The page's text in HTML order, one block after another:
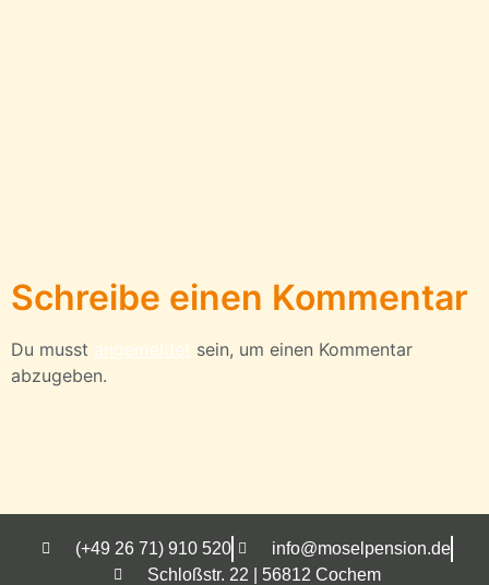
Schreibe einen Kommentar
Du musst angemeldet sein, um einen Kommentar
abzugeben.
(+49 26 71) 910 520
info@moselpension.de
Schloßstr. 22 | 56812 Cochem